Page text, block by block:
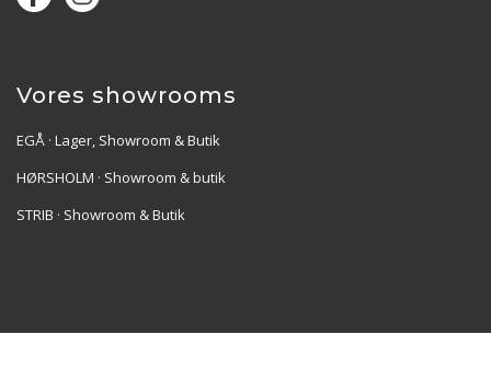
Vores showrooms
EGÅ · Lager, Showroom & Butik
HØRSHOLM · Showroom & butik
STRIB · Showroom & Butik